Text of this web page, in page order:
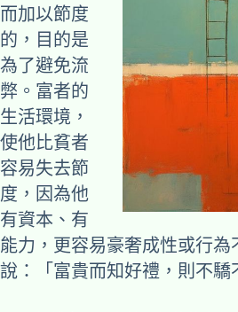
而加以節度
的，目的是
為了避免流
弊。富者的
生活環境，
使他比貧者
容易失去節
度，因為他
有資本、有
能力，更容易豪奢成性或行為
說：「富貴而知好禮，則不驕